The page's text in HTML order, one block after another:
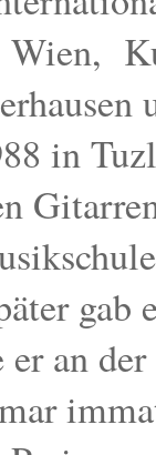
Wien,
in
gab
an